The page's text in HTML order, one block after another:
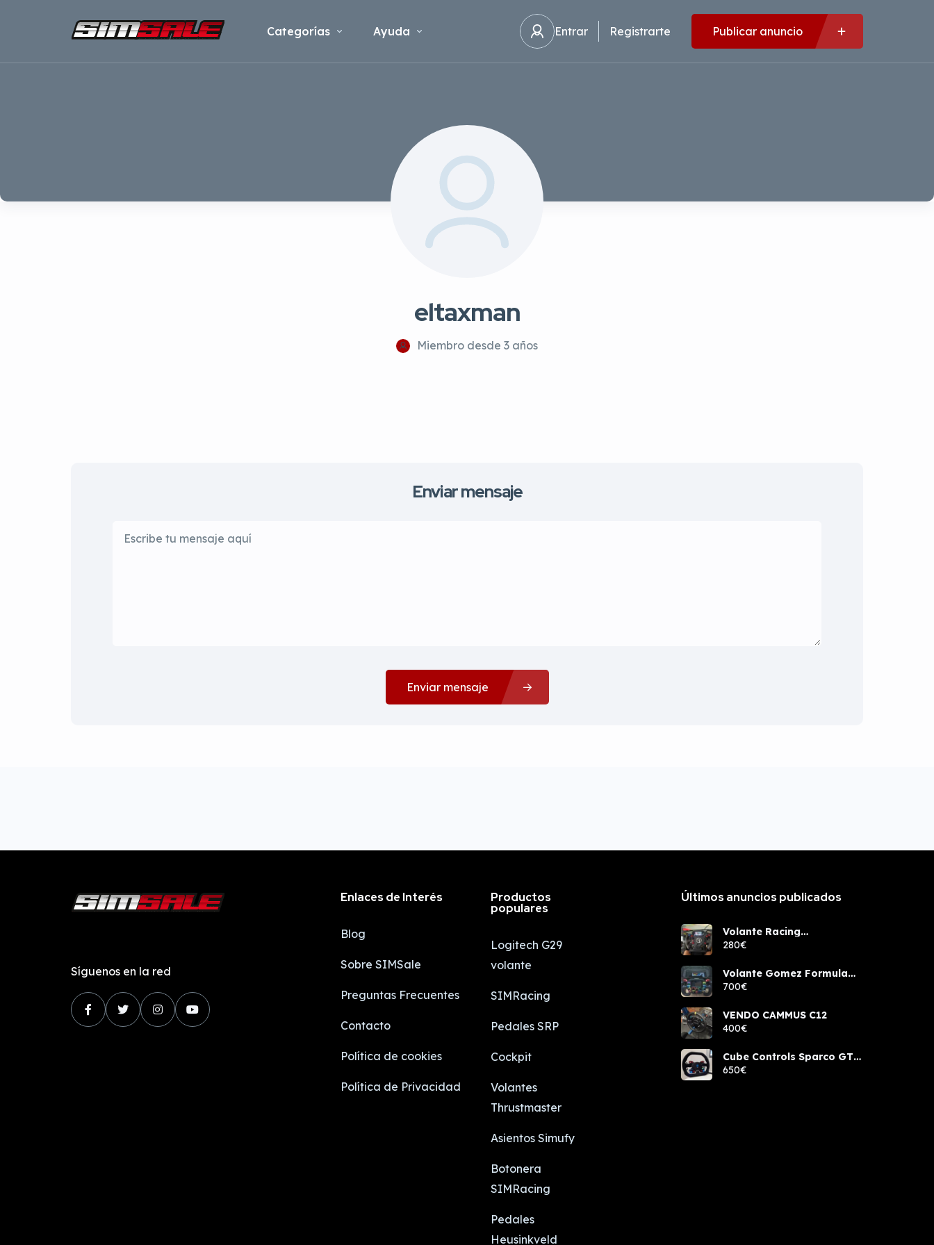
Categorías Ayuda Entrar Registrarte Publicar anuncio
eltaxman
Miembro desde 3 años
Enviar mensaje
Enviar mensaje
Síguenos en la red
Enlaces de Interés
Blog
Sobre SIMSale
Preguntas Frecuentes
Contacto
Política de cookies
Política de Privacidad
Productos
populares
Logitech G29
volante
SIMRacing
Pedales SRP
Cockpit
Volantes
Thrustmaster
Asientos Simufy
Botonera
SIMRacing
Pedales
Heusinkveld
Últimos anuncios publicados
Volante Racing
components rcw sport
280€
Volante Gomez Formula
Pro Elite
700€
VENDO CAMMUS C12
400€
Cube Controls Sparco GT
PRO NUEVO
650€